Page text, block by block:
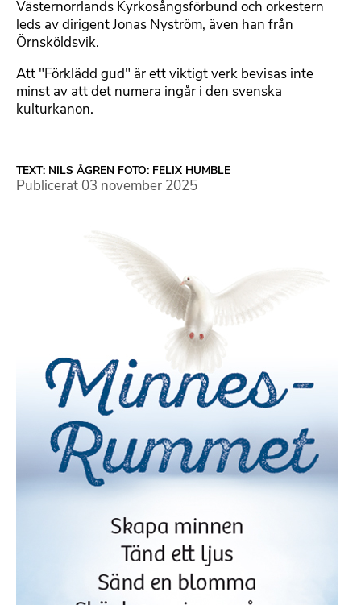
Västernorrlands Kyrkosångsförbund och orkestern
leds av dirigent Jonas Nyström, även han från
Örnsköldsvik.
Att "Förklädd gud" är ett viktigt verk bevisas inte
minst av att det numera ingår i den svenska
kulturkanon.
TEXT: NILS ÅGREN FOTO: FELIX HUMBLE
Publicerat 03 november 2025